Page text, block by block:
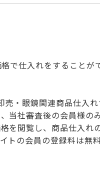
で仕入れをすることが
・眼鏡関連商品仕入れ
当社審査後の会員様の
を閲覧し、商品仕入れ
トの会員の登録料は無料